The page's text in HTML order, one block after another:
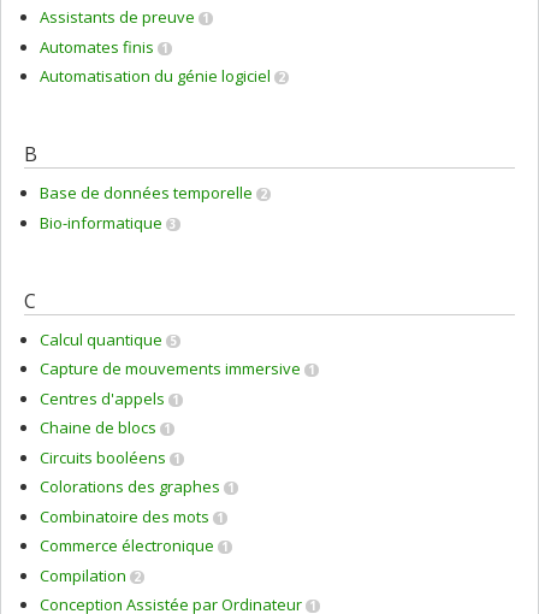
Assistants de preuve 1
Automates finis 1
Automatisation du génie logiciel 2
B
Base de données temporelle 2
Bio-informatique 3
C
Calcul quantique 5
Capture de mouvements immersive 1
Centres d'appels 1
Chaine de blocs 1
Circuits booléens 1
Colorations des graphes 1
Combinatoire des mots 1
Commerce électronique 1
Compilation 2
Conception Assistée par Ordinateur 1